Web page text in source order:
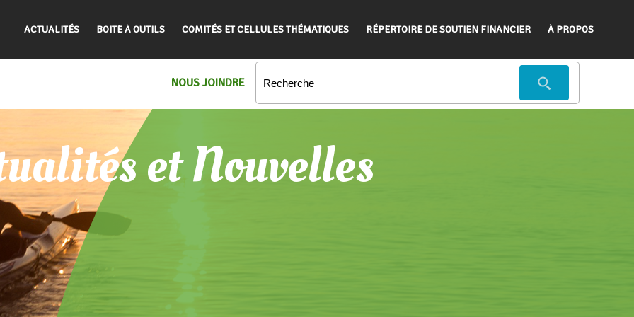
ACTUALITÉS BOITE À OUTILS COMITÉS ET CELLULES THÉMATIQUES RÉPERTOIRE DE SOUTIEN FINANCIER À PROPOS
NOUS JOINDRE
et Nouvelles